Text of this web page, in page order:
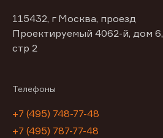
115432, г Москва, проезд
Проектируемый 4062-й, дом 6,
стр 2
Телефоны
+7 (495) 748-77-48
+7 (495) 787-77-48